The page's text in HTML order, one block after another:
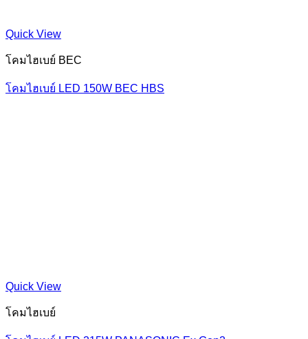
Quick View
โคมไฮเบย์ BEC
โคมไฮเบย์ LED 150W BEC HBS
Quick View
โคมไฮเบย์